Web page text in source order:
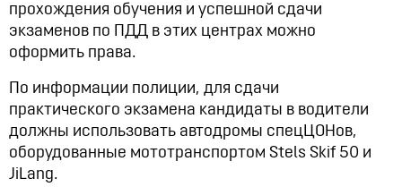
прохождения обучения и успешной сдачи
экзаменов по ПДД в этих центрах можно
оформить права.
По информации полиции, для сдачи
практического экзамена кандидаты в водители
должны использовать автодромы спецЦОНов,
оборудованные мототранспортом Stels Skif 50 и
JiLang.